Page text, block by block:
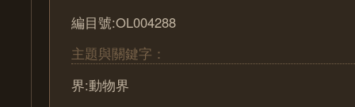
編目號:OL004288
主題與關鍵字：
界:動物界